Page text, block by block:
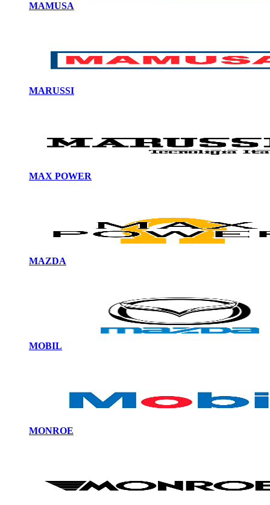
MAMUSA
MARUSSI
MAX POWER
MAZDA
MOBIL
MONROE